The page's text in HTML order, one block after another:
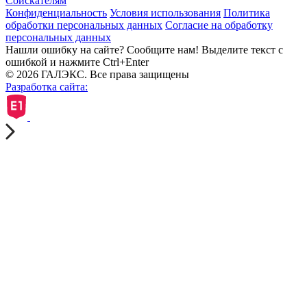
Конфиденциальность Условия использования Политика
обработки персональных данных Согласие на обработку
персональных данных
Нашли ошибку на сайте? Сообщите нам! Выделите текст с
ошибкой и нажмите Ctrl+Enter
© 2026 ГАЛЭКС. Все права защищены
Разработка сайта: